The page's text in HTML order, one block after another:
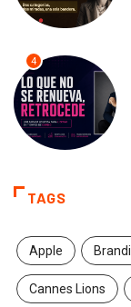
4
TAGS
Apple
Cannes Lions